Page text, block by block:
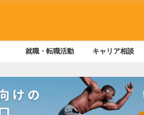
就職・転職活動 キャリア相談